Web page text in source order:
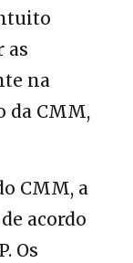
as
na
da CMM,
CMM, a
acordo
Os